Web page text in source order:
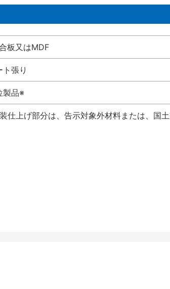
板又はMDF
張り
製品※
仕上げ部分は、告示対象外材料または